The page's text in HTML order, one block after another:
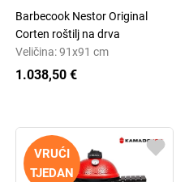
Barbecook Nestor Original
Corten roštilj na drva
Veličina: 91x91 cm
1.038,50 €
VRUĆI
TJEDAN